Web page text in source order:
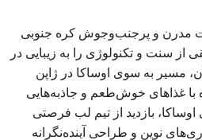
مدرن و پرجنب‌وجوش کره جنوبی
از سنت و تکنولوژی را به زیبایی در
مسیر به سوی اوساکا در ژاپن
با غذاهای خوش‌طعم و جاذبه‌هایی
اوساکا، بازدید از تیم لب فرصتی
نوین و طراحی آینده‌نگرانه